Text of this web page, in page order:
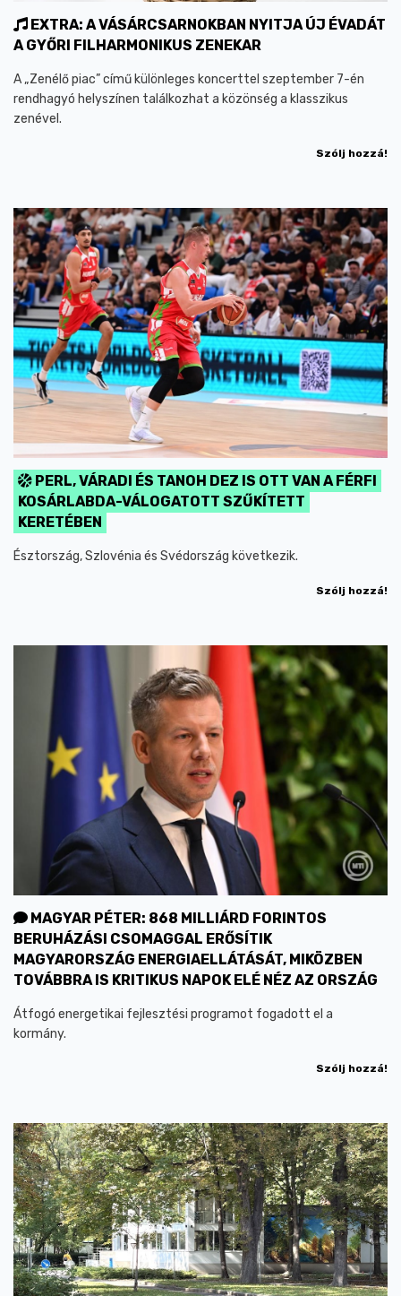
EXTRA: A VÁSÁRCSARNOKBAN NYITJA ÚJ ÉVADÁT
A GYŐRI FILHARMONIKUS ZENEKAR
A „Zenélő piac” című különleges koncerttel szeptember 7-én
rendhagyó helyszínen találkozhat a közönség a klasszikus
zenével.
Szólj hozzá!
PERL, VÁRADI ÉS TANOH DEZ IS OTT VAN A FÉRFI
KOSÁRLABDA-VÁLOGATOTT SZŰKÍTETT
KERETÉBEN
Észtország, Szlovénia és Svédország következik.
Szólj hozzá!
MAGYAR PÉTER: 868 MILLIÁRD FORINTOS
BERUHÁZÁSI CSOMAGGAL ERŐSÍTIK
MAGYARORSZÁG ENERGIAELLÁTÁSÁT, MIKÖZBEN
TOVÁBBRA IS KRITIKUS NAPOK ELÉ NÉZ AZ ORSZÁG
Átfogó energetikai fejlesztési programot fogadott el a
kormány.
Szólj hozzá!